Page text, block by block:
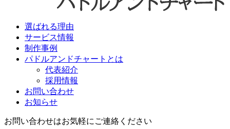
選ばれる理由
サービス情報
制作事例
パドルアンドチャートとは
代表紹介
採用情報
お問い合わせ
お知らせ
お問い合わせはお気軽にご連絡ください